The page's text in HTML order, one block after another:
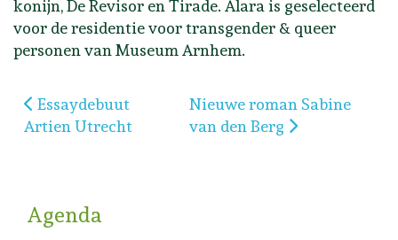
konijn, De Revisor en Tirade. Alara is geselecteerd
voor de residentie voor transgender & queer
personen van Museum Arnhem.
Vorig artikel: Essaydebuut Artien Utrecht
Essaydebuut
Artien Utrecht
Volgende artikel: Nieuwe
Nieuwe roman Sabine
van den Berg
Agenda